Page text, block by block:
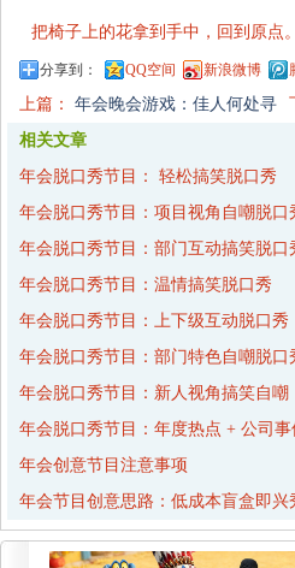
把椅子上的花拿到手中，回到原点
分享到： QQ空间 新浪微博
上篇： 年会晚会游戏：佳人何处寻
相关文章
年会脱口秀节目： 轻松搞笑脱口秀
年会脱口秀节目：项目视角自嘲脱口
年会脱口秀节目：部门互动搞笑脱口
年会脱口秀节目：温情搞笑脱口秀
年会脱口秀节目：上下级互动脱口秀
年会脱口秀节目：部门特色自嘲脱口
年会脱口秀节目：新人视角搞笑自嘲
年会脱口秀节目：年度热点 + 公司事
年会创意节目注意事项
年会节目创意思路：低成本盲盒即兴